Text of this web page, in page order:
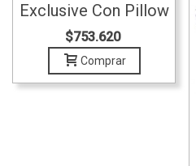
Exclusive Con Pillow
160x200
$753.620
Comprar